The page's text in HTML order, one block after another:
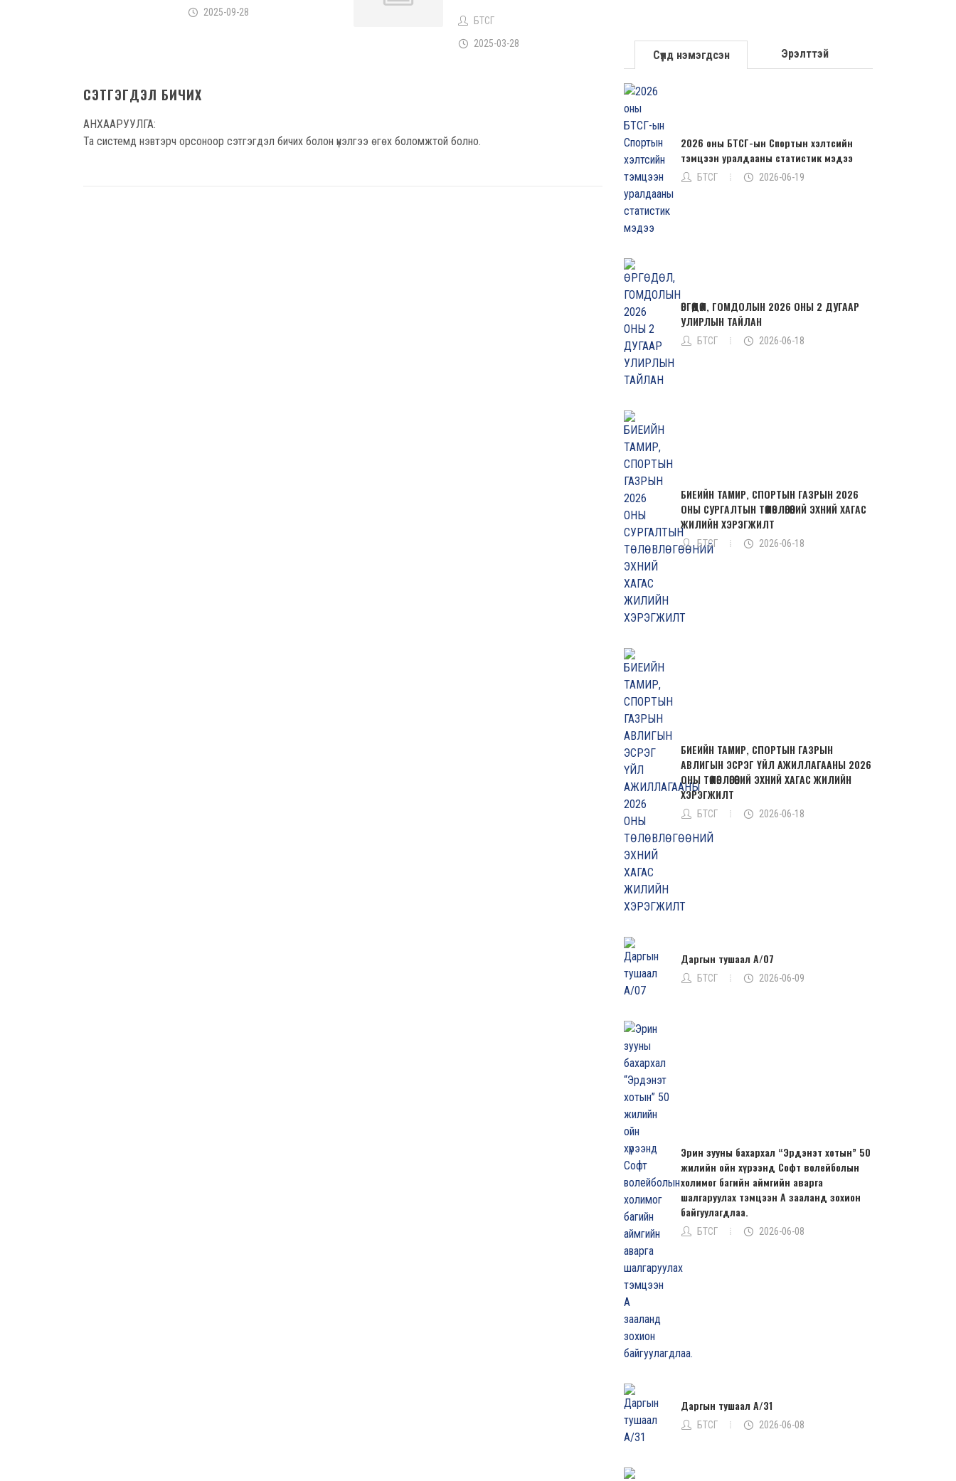
2025-09-28
БТСГ
2025-03-28
СЭТГЭГДЭЛ БИЧИХ
АНХААРУУЛГА:
Та системд нэвтэрч орсоноор сэтгэгдэл бичих болон үнэлгээ өгөх боломжтой болно.
Сүүлд нэмэгдсэн Эрэлттэй
2026 оны БТСГ-ын Спортын хэлтсийн
тэмцээн уралдааны статистик мэдээ
БТСГ 2026-06-19
ӨРГӨДӨЛ, ГОМДОЛЫН 2026 ОНЫ 2 ДУГААР
УЛИРЛЫН ТАЙЛАН
БТСГ 2026-06-18
БИЕИЙН ТАМИР, СПОРТЫН ГАЗРЫН 2026
ОНЫ СУРГАЛТЫН ТӨЛӨВЛӨГӨӨНИЙ ЭХНИЙ ХАГАС
ЖИЛИЙН ХЭРЭГЖИЛТ
БТСГ 2026-06-18
БИЕИЙН ТАМИР, СПОРТЫН ГАЗРЫН
АВЛИГЫН ЭСРЭГ ҮЙЛ АЖИЛЛАГААНЫ 2026
ОНЫ ТӨЛӨВЛӨГӨӨНИЙ ЭХНИЙ ХАГАС ЖИЛИЙН
ХЭРЭГЖИЛТ
БТСГ 2026-06-18
Даргын тушаал А/07
БТСГ 2026-06-09
Эрин зууны бахархал “Эрдэнэт хотын” 50
жилийн ойн хүрээнд Софт волейболын
холимог багийн аймгийн аварга
шалгаруулах тэмцээн А зааланд зохион
байгуулагдлаа.
БТСГ 2026-06-08
Даргын тушаал А/31
БТСГ 2026-06-08